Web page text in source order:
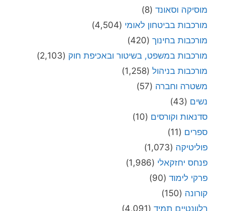
מוסיקה וסאונד (8)
מורכבות בביטחון לאומי (4,504)
מורכבות בחינוך (420)
מורכבות במשפט, בשיטור ובאכיפת חוק (2,103)
מורכבות בניהול (1,258)
משטרה וחברה (57)
נשים (43)
סדנאות וקורסים (10)
ספרים (11)
פוליטיקה (1,073)
פנחס יחזקאלי (1,986)
פרקי לימוד (90)
קורונה (150)
רלוונטיים תמיד (4,091)